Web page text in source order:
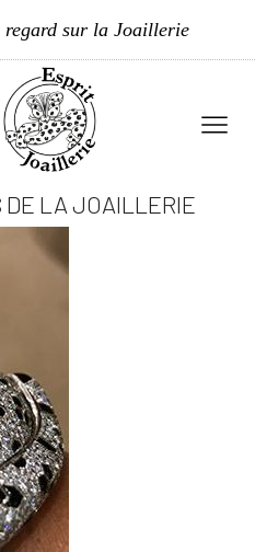
regard sur la Joaillerie
DE LA JOAILLERIE